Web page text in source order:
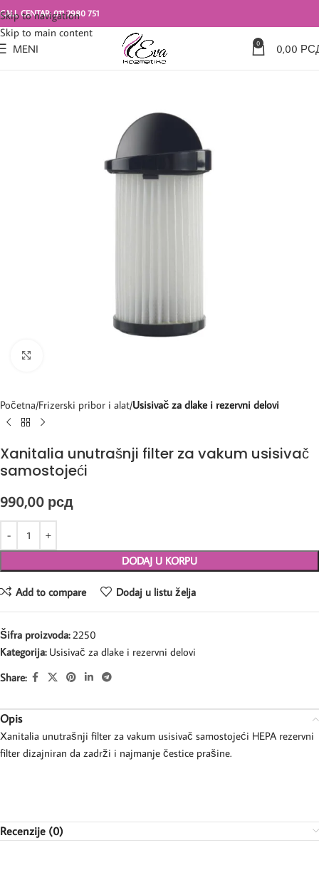
Skip to navigation
Skip to main content
CALL CENTAR: 011 2980 751
MENI 0 0,00
Početna Frizerski pribor i alat Usisivač za dlake i rezervni delovi
Xanitalia unutrašnji filter za vakum usisivač
samostojeći
990,00 рсд
DODAJ U KORPU
Add to compare Dodaj u listu želja
Šifra proizvoda:2250
Kategorija: Usisivač za dlake i rezervni delovi
Share:
Opis
Xanitalia unutrašnji filter za vakum usisivač samostojeći HEPA rezervni
filter dizajniran da zadrži i najmanje čestice prašine.
Recenzije (0)